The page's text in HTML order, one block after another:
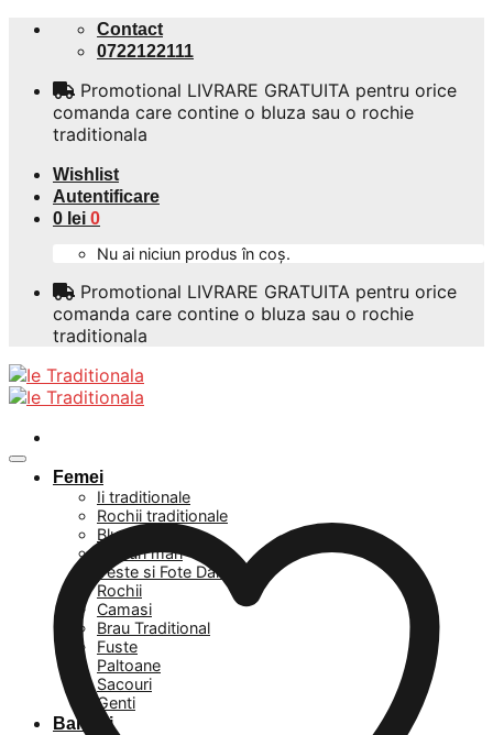
Skip
Contact
0722122111
Promotional LIVRARE GRATUITA pentru orice
comanda care contine o bluza sau o rochie
traditionala
Wishlist
Autentificare
0 lei 0
Nu ai niciun produs în coș.
Promotional LIVRARE GRATUITA pentru orice
comanda care contine o bluza sau o rochie
traditionala
Femei
Ii traditionale
Rochii traditionale
Bluze
Masuri mari
Veste si Fote Dama
Rochii
Camasi
Brau Traditional
Fuste
Paltoane
Sacouri
Genti
Barbati